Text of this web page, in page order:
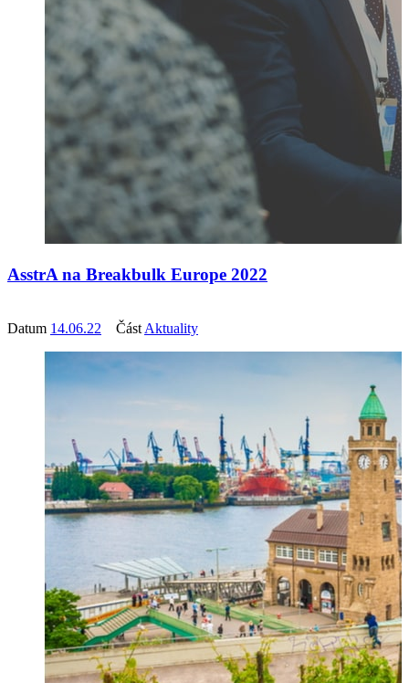
AsstrA na Breakbulk Europe 2022
Datum 14.06.22 Část Aktuality